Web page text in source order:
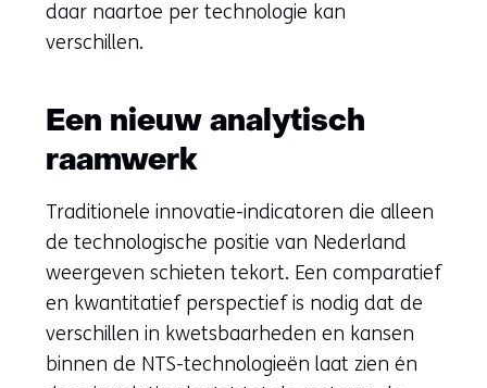
daar naartoe per technologie kan
verschillen.
Een nieuw analytisch
raamwerk
Traditionele innovatie-indicatoren die alleen
de technologische positie van Nederland
weergeven schieten tekort. Een comparatief
en kwantitatief perspectief is nodig dat de
verschillen in kwetsbaarheden en kansen
binnen de NTS-technologieën laat zien én